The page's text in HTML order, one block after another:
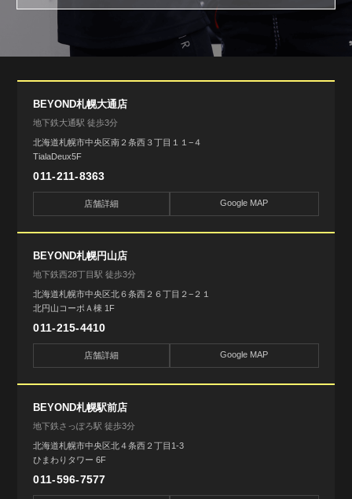
BEYOND札幌大通店
地下鉄大通駅 徒歩3分
北海道札幌市中央区南２条西３丁目１１−４
TialaDeux5F
011-211-8363
店舗詳細 Google MAP
BEYOND札幌円山店
地下鉄西28丁目駅 徒歩3分
北海道札幌市中央区北６条西２６丁目２−２１
北円山コーポＡ棟 1F
011-215-4410
店舗詳細 Google MAP
BEYOND札幌駅前店
地下鉄さっぽろ駅 徒歩3分
北海道札幌市中央区北４条西２丁目1-3
ひまわりタワー 6F
011-596-7577